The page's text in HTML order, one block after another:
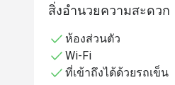
ออสเตรเลียนดรายเอจส่
Praya Kitchen @
อาหารไทยรสชาติต้นตำ
อก แมริออท เดอะ สุรวง
สิ่งอำนวยความสะดวก
ห้องส่วนตัว
Wi-Fi
ที่เข้าถึงได้ด้วยรถเข็น